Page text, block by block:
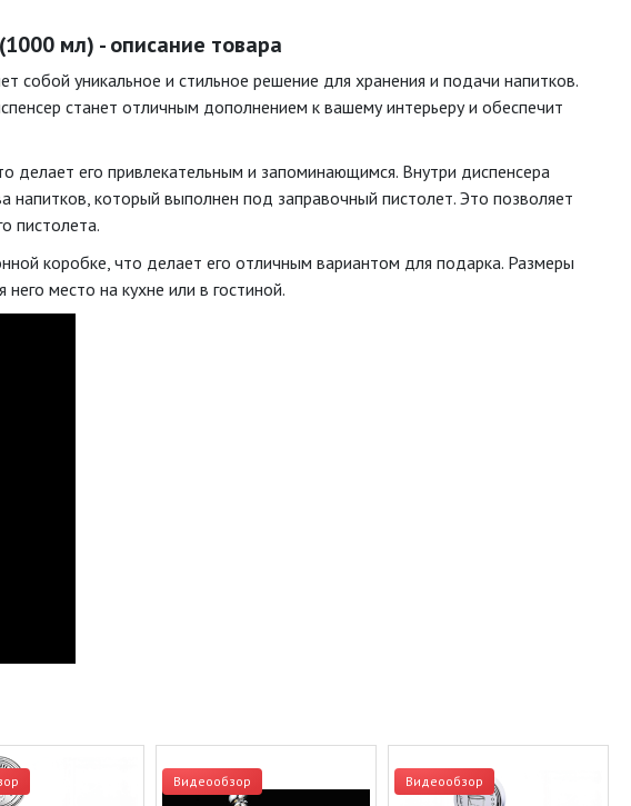
мл) - описание товара
уникальное и стильное решение для хранения и подачи напитков.
станет отличным дополнением к вашему интерьеру и обеспечит
делает его привлекательным и запоминающимся. Внутри диспенсера
который выполнен под заправочный пистолет. Это позволяет
пистолета.
коробке, что делает его отличным вариантом для подарка. Размеры
место на кухне или в гостиной.
Видеообзор Видеообзор